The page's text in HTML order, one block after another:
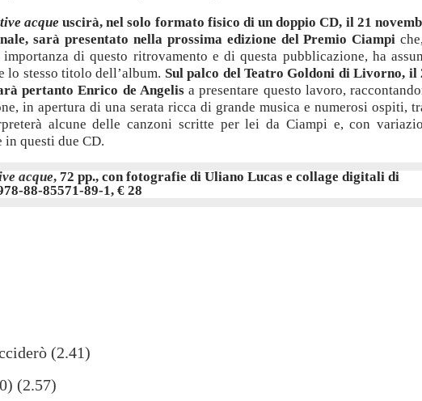
acqueuscirà, nel solo formato fisico di un doppio CD, il 21
sarà presentato nella prossima edizione del Premio Ciampi
di questo ritrovamento e di questa pubblicazione, ha
lo stesso titolo dell’album. Sul palco del Teatro Goldoni di Livorno, il
pertanto Enrico de Angelisa presentare questo lavoro,
in apertura di una serata ricca di grande musica e numerosi ospiti,
alcune delle canzoni scritte per lei da Ciampi e, con
in questi due CD.
acque, 72 pp., con fotografie di Uliano Lucas e collage digitali di
88-85571-89-1, € 28
(2.41)
(2.57)